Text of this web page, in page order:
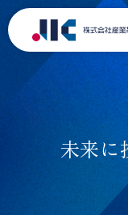
JICの投資実績
リサーチ
DE&Iの推進
ニュース
JICストーリーズ
JICについて
未来に